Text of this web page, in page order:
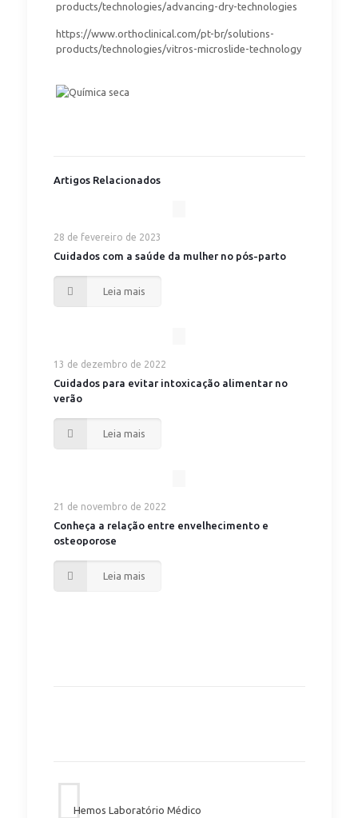
products/technologies/advancing-dry-technologies
https://www.orthoclinical.com/pt-br/solutions-
products/technologies/vitros-microslide-technology
Artigos Relacionados
28 de fevereiro de 2023
Cuidados com a saúde da mulher no pós-parto
Leia mais
13 de dezembro de 2022
Cuidados para evitar intoxicação alimentar no
verão
Leia mais
21 de novembro de 2022
Conheça a relação entre envelhecimento e
osteoporose
Leia mais
Hemos Laboratório Médico